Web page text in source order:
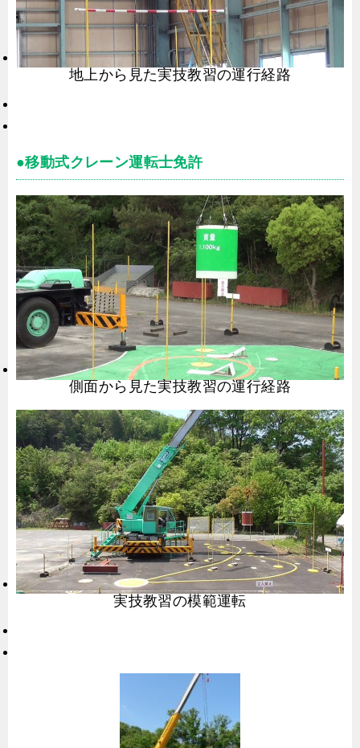
地上から見た実技教習の運行経路
●移動式クレーン運転士免許
側面から見た実技教習の運行経路
実技教習の模範運転